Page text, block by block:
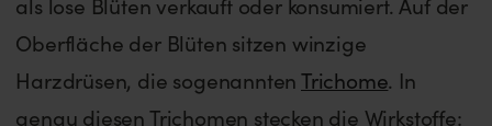
als lose Blüten verkauft oder konsumiert. Auf der
Oberfläche der Blüten sitzen winzige
Harzdrüsen, die sogenanntenTrichome. In
genau diesen Trichomen stecken die Wirkstoffe: